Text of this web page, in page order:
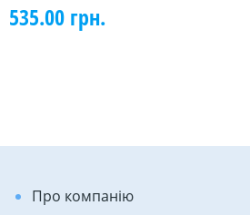
535.00 грн.
Про компанію